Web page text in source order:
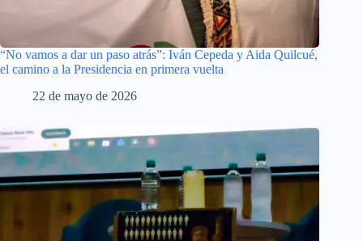
“No vamos a dar un paso atrás”: Iván Cepeda y Aida Quilcué,
el camino a la Presidencia en primera vuelta
22 de mayo de 2026